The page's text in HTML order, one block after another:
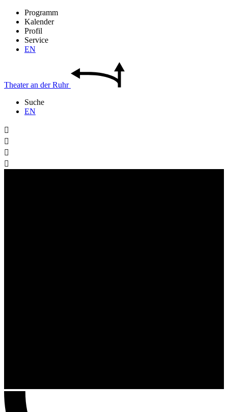
Programm
Kalender
Profil
Service
EN
Theateran derRuhr
Suche
EN



